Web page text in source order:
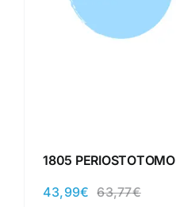
1805 PERIOSTOTOMO
63,77€El
43,99€
El